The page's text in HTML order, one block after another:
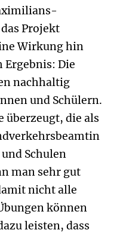
Projekt
Wirkung hin
Die
nachhaltig
und Schülern.
überzeugt, die als
Schulen
man sehr gut
nicht alle
können
leisten, dass